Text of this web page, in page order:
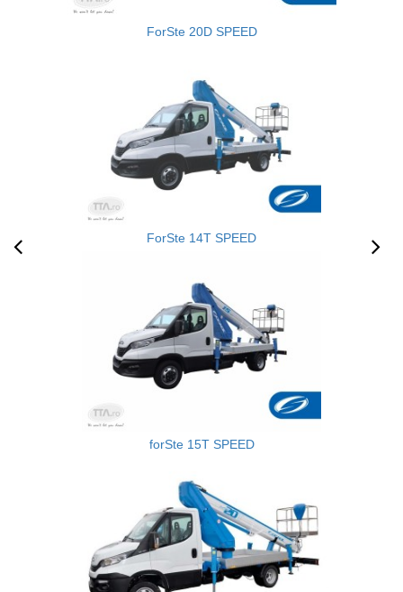
ForSte 20D SPEED
ForSte 14T SPEED
forSte 15T SPEED